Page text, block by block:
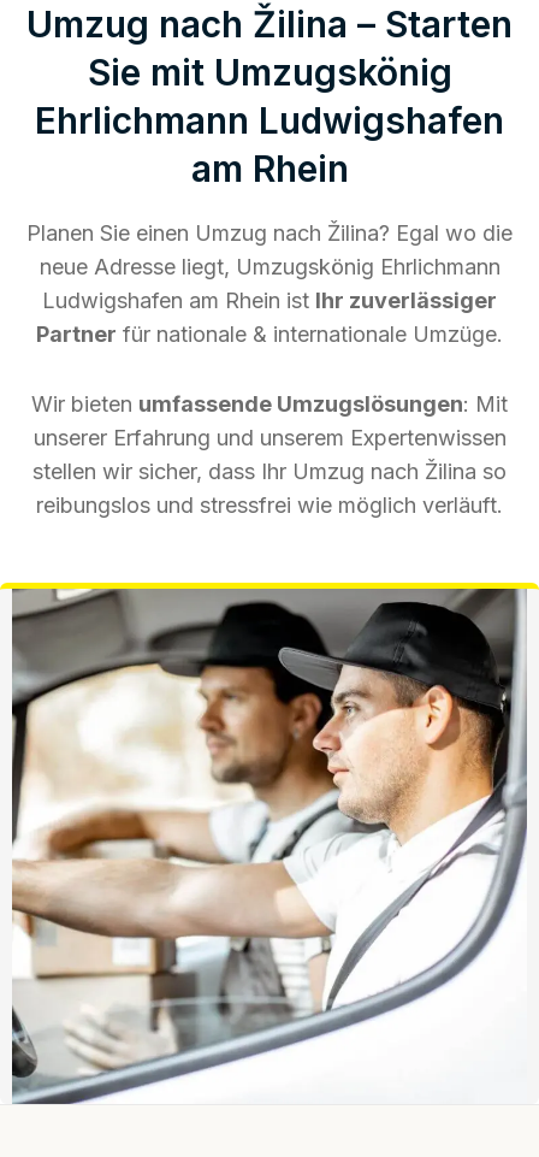
Umzug nach Žilina – Starten
Sie mit Umzugskönig
Ehrlichmann Ludwigshafen
am Rhein
Planen Sie einen Umzug nach Žilina? Egal wo die
neue Adresse liegt, Umzugskönig Ehrlichmann
Ludwigshafen am Rhein ist Ihr zuverlässiger
Partner für nationale & internationale Umzüge.
Wir bieten umfassende Umzugslösungen: Mit
unserer Erfahrung und unserem Expertenwissen
stellen wir sicher, dass Ihr Umzug nach Žilina so
reibungslos und stressfrei wie möglich verläuft.